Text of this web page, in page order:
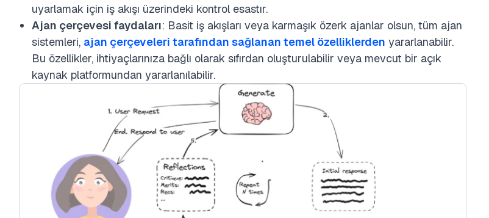
uyarlamak için iş akışı üzerindeki kontrol esastır.
Ajan çerçevesi faydaları: Basit iş akışları veya karmaşık özerk ajanlar olsun, tüm ajan
sistemleri, ajan çerçeveleri tarafından sağlanan temel özelliklerden yararlanabilir.
Bu özellikler, ihtiyaçlarınıza bağlı olarak sıfırdan oluşturulabilir veya mevcut bir açık
kaynak platformundan yararlanılabilir.